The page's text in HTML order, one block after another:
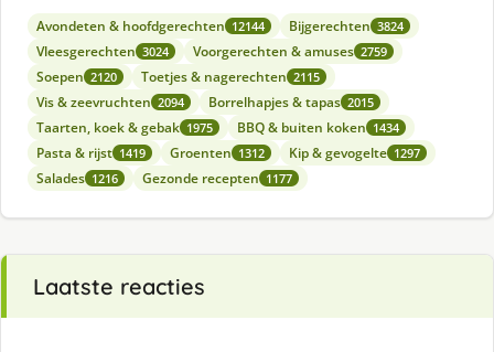
Avondeten & hoofdgerechten 12144 Bijgerechten 3824
Vleesgerechten 3024 Voorgerechten & amuses 2759
Soepen 2120 Toetjes & nagerechten 2115
Vis & zeevruchten 2094 Borrelhapjes & tapas 2015
Taarten, koek & gebak 1975 BBQ & buiten koken 1434
Pasta & rijst 1419 Groenten 1312 Kip & gevogelte 1297
Salades 1216 Gezonde recepten 1177
Laatste reacties